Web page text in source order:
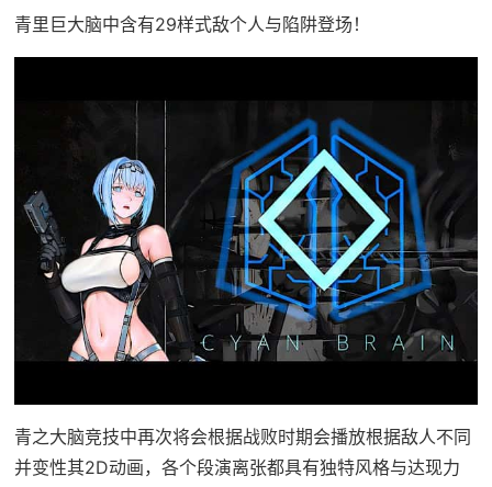
青里巨大脑中含有29样式敌个人与陷阱登场！
青之大脑竞技中再次将会根据战败时期会播放根据敌人不同
并变性其2D动画，各个段演离张都具有独特风格与达现力